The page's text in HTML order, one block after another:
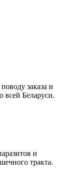
заказа и
всей Беларуси.
и
тракта.